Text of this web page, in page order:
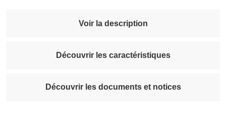
Voir la description
Découvrir les caractéristiques
Découvrir les documents et notices